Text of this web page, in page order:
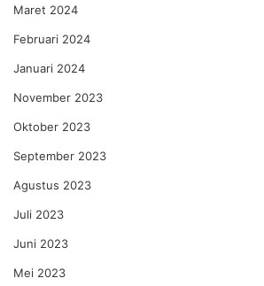
Maret 2024
Februari 2024
Januari 2024
November 2023
Oktober 2023
September 2023
Agustus 2023
Juli 2023
Juni 2023
Mei 2023